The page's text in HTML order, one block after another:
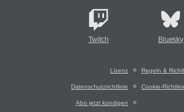
Twitch Bluesky
Lizenz Regeln &
Datenschutzrichtlinie Cookie-
Abo jetzt kündigen